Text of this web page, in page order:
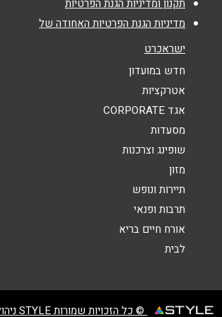
אנא חזרו אלי בקשר ל...
הודעה
תקנון ומדיניות הגנת הפרטיות
מדיניות הגנת הפרטיות האחודה של
ישראכרט
חדש במועדון
אטרקציות
אגד CORPORATE
מסעדות
שופינג וצרכנות
מזון
תיירות ונופש
תרבות ופנאי
אורח חיים בריא
לבית
© כל הזכויות שמורות STYLE ניהול מועדוני לקוחות